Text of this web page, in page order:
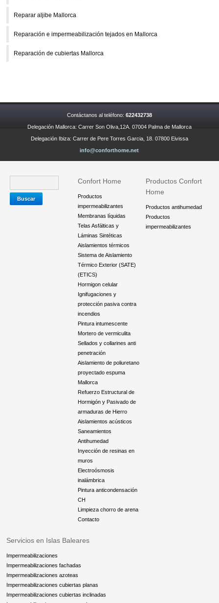
Reparar aljibe Mallorca
Reparación e impermeabilización tejados en Mallorca
Reparación de cubiertas Mallorca
Contáctanos al teléfono: 622432738
Delegación Mallorca: Carrer Son Oliva,12A. 07004 Palma de Mallorca
Delegación Ibiza: Carrer de Pere Torres Garcia, 18. 07800 Eivissa
info@conforthome.net
Confort Home
Productos
impermeabilizantes
Membranas líquidas
Telas Asfálticas y
Láminas Sintéticas
Aislamientos térmicos
Sistema de Aislamiento
Térmico Exterior (SATE)
(ETICS)
Hormigon celular
Ignifugaciones y
protección pasiva contra
incendios
Pintura intumescente
Mortero de vermiculita
Sellados y collarines anti
penetración
Aislamiento de poliuretano
proyectado espuma
Mallorca
Refuerzo Estructural de
Hormigón y Pasivado de
armaduras de Hierro
Aislamientos acústicos
Saneamientos
Antihumedad
Inyección de resinas en
muros
Electroósmosis
inalámbrica
Pintura anticondensación
CH
Limpieza chorro de arena
Contacto
Productos Confort
Home
Productos antihumedad
Productos
impermeabilizantes
Servicios en Islas Baleares
Impermeabilizaciones
Impermeabilizaciones fachadas
Impermeabilizaciones azoteas
Impermeabilizaciones cubiertas planas
Impermeabilizaciones cubiertas inclinadas